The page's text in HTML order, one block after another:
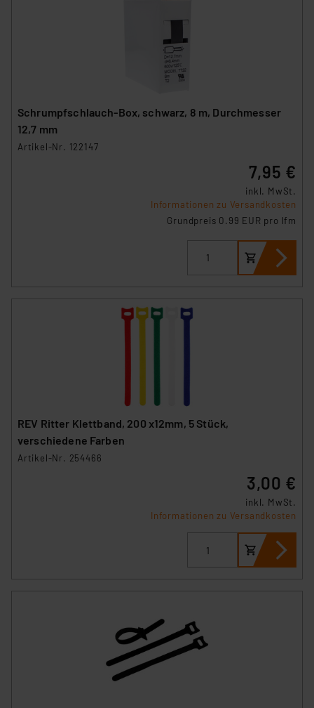
Schrumpfschlauch-Box, schwarz, 8 m, Durchmesser
12,7 mm
Artikel-Nr. 122147
7,95 €
inkl. MwSt.
Informationen zu Versandkosten
Grundpreis 0.99 EUR pro lfm
REV Ritter Klettband, 200 x12mm, 5 Stück,
verschiedene Farben
Artikel-Nr. 254466
3,00 €
inkl. MwSt.
Informationen zu Versandkosten